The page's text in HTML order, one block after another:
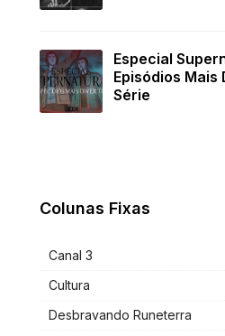
Especial
Episódios Mais
Série
Colunas Fixas
Canal 3
Cultura
Desbravando Runeterra